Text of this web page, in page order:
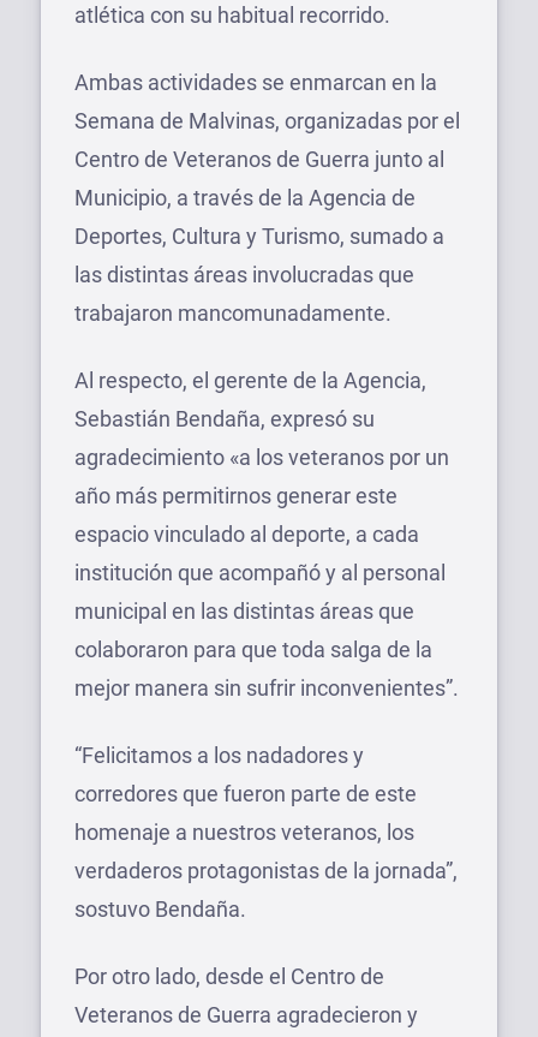
atlética con su habitual recorrido.
Ambas actividades se enmarcan en la
Semana de Malvinas, organizadas por el
Centro de Veteranos de Guerra junto al
Municipio, a través de la Agencia de
Deportes, Cultura y Turismo, sumado a
las distintas áreas involucradas que
trabajaron mancomunadamente.
Al respecto, el gerente de la Agencia,
Sebastián Bendaña, expresó su
agradecimiento «a los veteranos por un
año más permitirnos generar este
espacio vinculado al deporte, a cada
institución que acompañó y al personal
municipal en las distintas áreas que
colaboraron para que toda salga de la
mejor manera sin sufrir inconvenientes”.
“Felicitamos a los nadadores y
corredores que fueron parte de este
homenaje a nuestros veteranos, los
verdaderos protagonistas de la jornada”,
sostuvo Bendaña.
Por otro lado, desde el Centro de
Veteranos de Guerra agradecieron y